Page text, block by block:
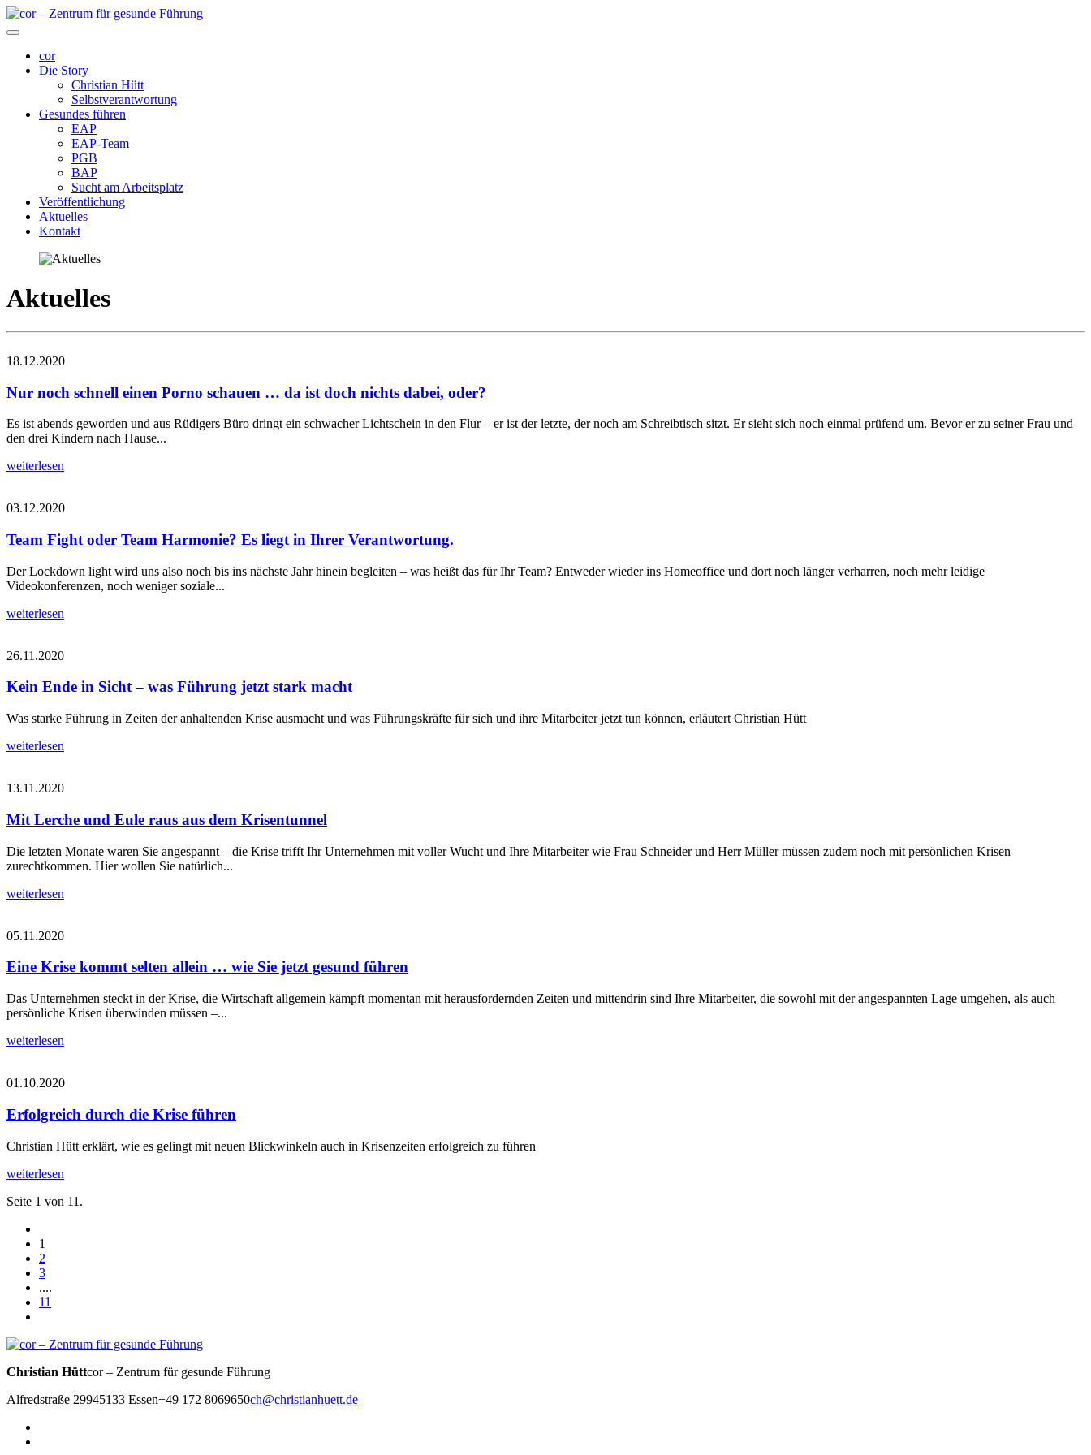
cor
Die Story
Christian Hütt
Selbstverantwortung
Gesundes führen
EAP
EAP-Team
PGB
BAP
Sucht am Arbeitsplatz
Veröffentlichung
Aktuelles
Kontakt
Aktuelles
18.12.2020
Nur noch schnell einen Porno schauen … da ist doch nichts dabei, oder?
Es ist abends geworden und aus Rüdigers Büro dringt ein schwacher Lichtschein in den Flur – er ist der letzte, der noch am Schreibtisch sitzt. Er sieht sich noch einmal prüfend um. Bevor er zu seiner Frau und
den drei Kindern nach Hause...
weiterlesen
03.12.2020
Team Fight oder Team Harmonie? Es liegt in Ihrer Verantwortung.
Der Lockdown light wird uns also noch bis ins nächste Jahr hinein begleiten – was heißt das für Ihr Team? Entweder wieder ins Homeoffice und dort noch länger verharren, noch mehr leidige
Videokonferenzen, noch weniger soziale...
weiterlesen
26.11.2020
Kein Ende in Sicht – was Führung jetzt stark macht
Was starke Führung in Zeiten der anhaltenden Krise ausmacht und was Führungskräfte für sich und ihre Mitarbeiter jetzt tun können, erläutert Christian Hütt
weiterlesen
13.11.2020
Mit Lerche und Eule raus aus dem Krisentunnel
Die letzten Monate waren Sie angespannt – die Krise trifft Ihr Unternehmen mit voller Wucht und Ihre Mitarbeiter wie Frau Schneider und Herr Müller müssen zudem noch mit persönlichen Krisen
zurechtkommen. Hier wollen Sie natürlich...
weiterlesen
05.11.2020
Eine Krise kommt selten allein … wie Sie jetzt gesund führen
Das Unternehmen steckt in der Krise, die Wirtschaft allgemein kämpft momentan mit herausfordernden Zeiten und mittendrin sind Ihre Mitarbeiter, die sowohl mit der angespannten Lage umgehen, als auch
persönliche Krisen überwinden müssen –...
weiterlesen
01.10.2020
Erfolgreich durch die Krise führen
Christian Hütt erklärt, wie es gelingt mit neuen Blickwinkeln auch in Krisenzeiten erfolgreich zu führen
weiterlesen
Seite 1 von 11.
1
2
3
....
11
Christian Hüttcor – Zentrum für gesunde Führung
Alfredstraße 29945133 Essen+49 172 8069650ch@christianhuett.de